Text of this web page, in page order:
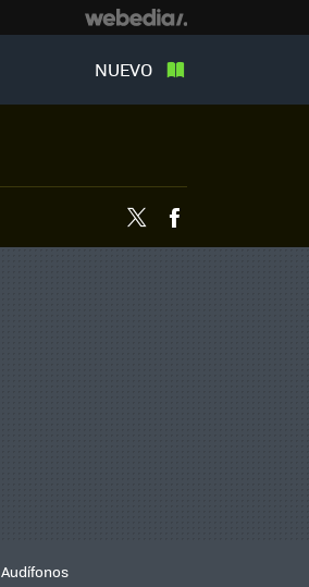
NUEVO
Twitter
Audífonos